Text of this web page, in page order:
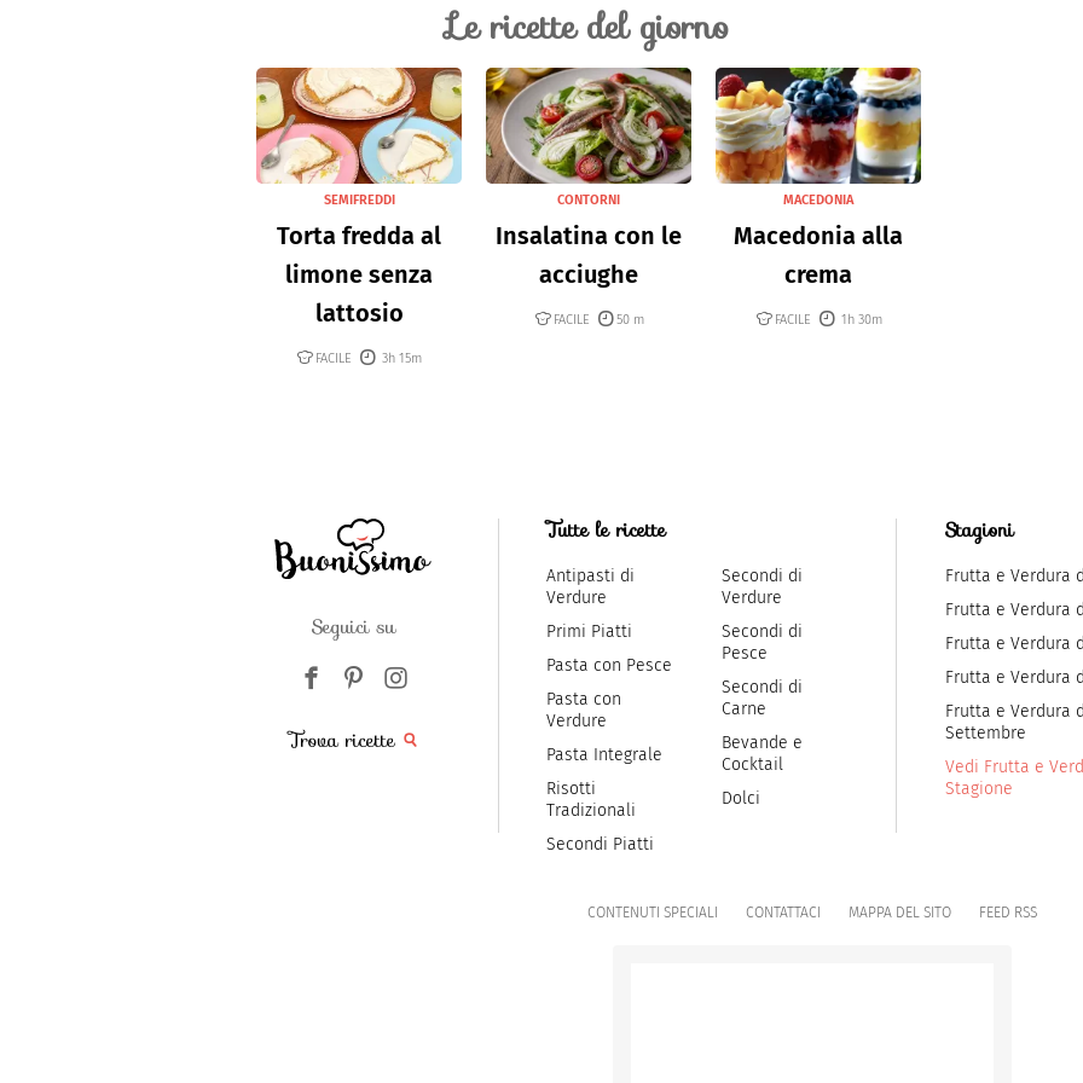
Le ricette del giorno
SEMIFREDDI
Torta fredda al
limone senza
lattosio
FACILE 3h 15m
CONTORNI
Insalatina con le
acciughe
FACILE 50 m
MACEDONIA
Macedonia alla
crema
FACILE 1h 30m
Seguici su
Trova ricette
Tutte le ricette
Antipasti di
Verdure
Primi Piatti
Pasta con Pesce
Pasta con
Verdure
Pasta Integrale
Risotti
Tradizionali
Secondi Piatti
Secondi di
Verdure
Secondi di
Pesce
Secondi di
Carne
Bevande e
Cocktail
Dolci
Stagioni
Frutta e Verdura
Frutta e Verdura
Frutta e Verdura
Frutta e Verdura
Frutta e Verdura
Settembre
Vedi Frutta e
Stagione
CONTENUTI SPECIALI CONTATTACI MAPPA DEL SITO FEED RSS